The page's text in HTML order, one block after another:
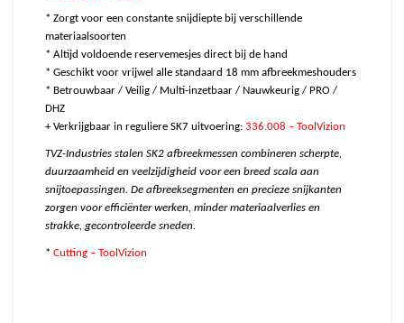
* Zorgt voor een constante snijdiepte bij verschillende
materiaalsoorten
* Altijd voldoende reservemesjes direct bij de hand
* Geschikt voor vrijwel alle standaard 18 mm afbreekmeshouders
* Betrouwbaar / Veilig / Multi-inzetbaar / Nauwkeurig / PRO /
DHZ
+ Verkrijgbaar in reguliere SK7 uitvoering: 336.008 – ToolVizion
TVZ-Industries stalen SK2 afbreekmessen combineren scherpte,
duurzaamheid en veelzijdigheid voor een breed scala aan
snijtoepassingen. De afbreeksegmenten en precieze snijkanten
zorgen voor efficiënter werken, minder materiaalverlies en
strakke, gecontroleerde sneden.
* Cutting – ToolVizion